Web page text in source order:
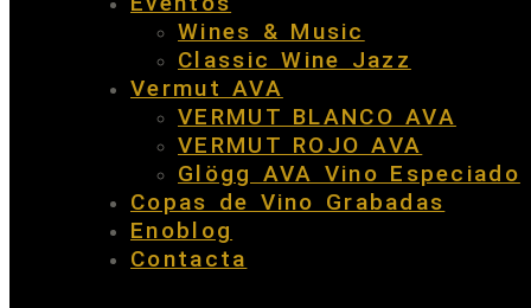
Wines & Music
Classic Wine Jazz
Vermut AVA
VERMUT BLANCO AVA
VERMUT ROJO AVA
Glögg AVA Vino Especiado
Copas de Vino Grabadas
Enoblog
Contacta